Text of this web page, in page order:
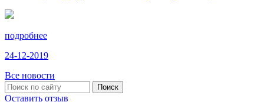
подробнее
24-12-2019
Все новости
Оставить отзыв